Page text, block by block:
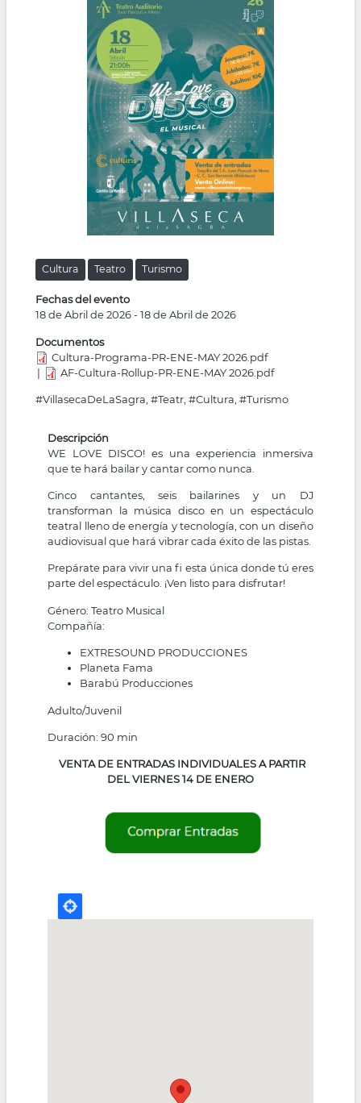
navegación
Cultura Teatro Turismo
Fechas del evento
18 de Abril de 2026-18 de Abril de 2026
Documentos
Cultura-Programa-PR-ENE-MAY 2026.pdf
AF-Cultura-Rollup-PR-ENE-MAY 2026.pdf
#VillasecaDeLaSagra, #Teatr, #Cultura, #Turismo
Descripción
WE LOVE DISCO! es una experiencia inmersiva
que te hará bailar y cantar como nunca.
Cinco cantantes, seis bailarines y un DJ
transforman la música disco en un espectáculo
teatral lleno de energía y tecnología, con un diseño
audiovisual que hará vibrar cada éxito de las pistas.
Prepárate para vivir una fi esta única donde tú eres
parte del espectáculo. ¡Ven listo para disfrutar!
Género: Teatro Musical
Compañía:
EXTRESOUND PRODUCCIONES
Planeta Fama
Barabú Producciones
Adulto/Juvenil
Duración: 90 min
VENTA DE ENTRADAS INDIVIDUALES A PARTIR
DEL VIERNES 14 DE ENERO